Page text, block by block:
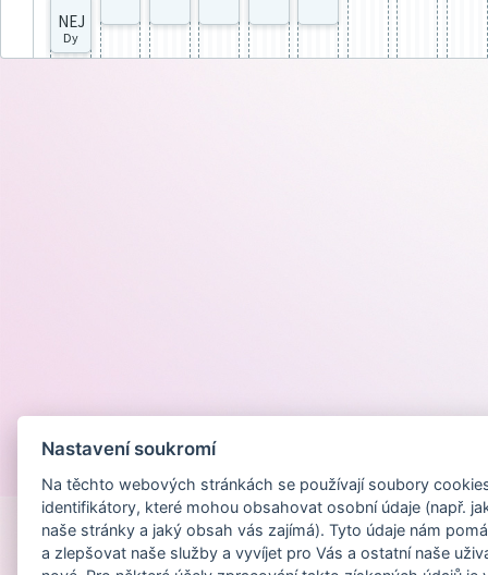
NEJ
Dy
Nastavení soukromí
Na těchto webových stránkách se používají soubory
identifikátory, které mohou obsahovat osobní údaje (např.
naše stránky a jaký obsah vás zajímá). Tyto údaje nám
a zlepšovat naše služby a vyvíjet pro Vás a ostatní naše